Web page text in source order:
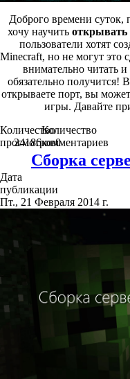
Доброго времени суток,
хочу научитьоткрывать
пользователи хотят
Minecraft, но не могут это
внимательно читать
обязательно
открываете порт, вы
игры. Давайте
Количество
просмотров
24186
Количество
комментариев
0
Сборка
Дата
публикации
Пт., 21 Февраля 2014 г.